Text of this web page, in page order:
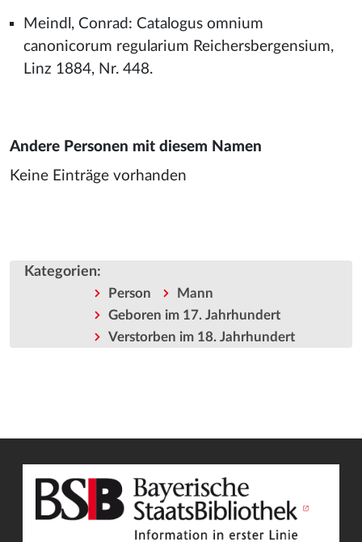
Meindl, Conrad: Catalogus omnium
canonicorum regularium Reichersbergensium,
Linz 1884, Nr. 448.
Andere Personen mit diesem Namen
Keine Einträge vorhanden
Kategorien:
Person
Mann
Geboren im 17. Jahrhundert
Verstorben im 18. Jahrhundert